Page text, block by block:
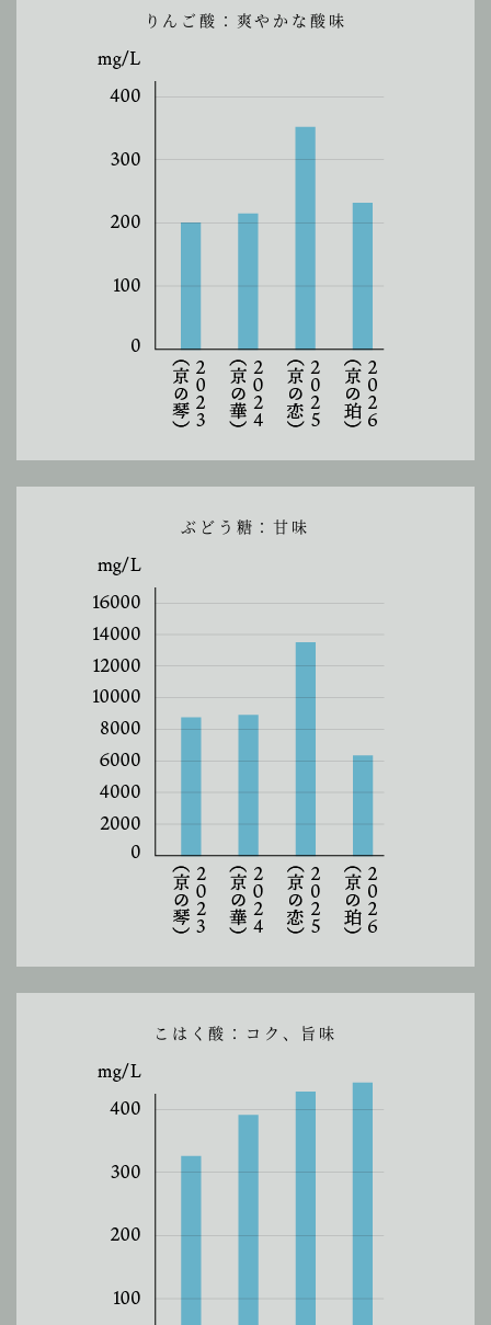
りんご酸：爽やかな酸味
ぶどう糖：甘味
こはく酸：コク、旨味